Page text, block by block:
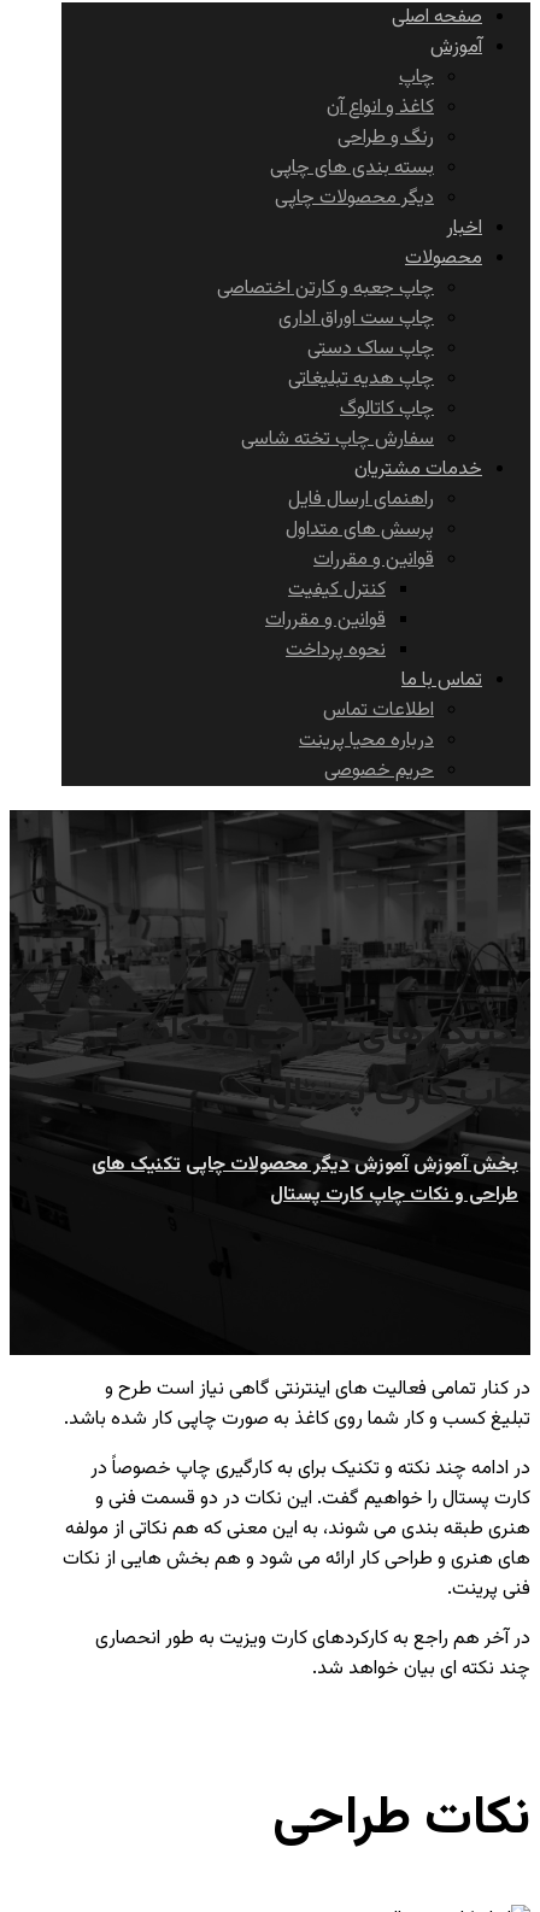
صفحه اصلی
آموزش
چاپ
کاغذ و انواع آن
رنگ و طراحی
بسته بندی های چاپی
دیگر محصولات چاپی
اخبار
محصولات
چاپ جعبه و کارتن اختصاصی
چاپ ست اوراق اداری
چاپ ساک دستی
چاپ هدیه تبلیغاتی
چاپ کاتالوگ
سفارش چاپ تخته شاسی
خدمات مشتریان
راهنمای ارسال فایل
پرسش های متداول
قوانین و مقررات
کنترل کیفیت
قوانین و مقررات
نحوه پرداخت
تماس با ما
اطلاعات تماس
درباره محیا پرینت
حریم خصوصی
تکنیک های طراحی و نکات
چاپ کارت پستال
بخش آموزش آموزشدیگر محصولات چاپی تکنیک های
طراحی و نکات چاپ کارت پستال
در کنار تمامی فعالیت های اینترنتی گاهی نیاز است طرح و
تبلیغ کسب و کار شما روی کاغذ به صورت چاپی کار شده باشد.
در ادامه چند نکته و تکنیک برای به کارگیری چاپ خصوصاً در
کارت پستال را خواهیم گفت. این نکات در دو قسمت فنی و
هنری طبقه بندی می شوند، به این معنی که هم نکاتی از مولفه
های هنری و طراحی کار ارائه می شود و هم بخش هایی از نکات
فنی پرینت.
در آخر هم راجع به کارکردهای کارت ویزیت به طور انحصاری
چند نکته ای بیان خواهد شد.
نکات طراحی